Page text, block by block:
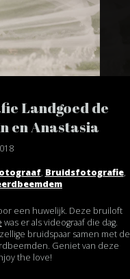
Landgoed de
en Anastasia
, Bruidsfotografie,
een huwelijk. Deze bruiloft
was er als videograaf die dag.
bruidspaar samen met de
Geniet van deze
the love!